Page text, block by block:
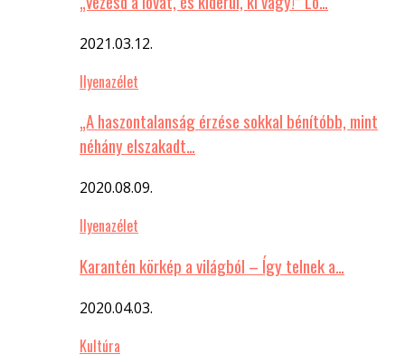
2021.03.12.
Ilyenazélet
„A haszontalanság érzése sokkal bénítóbb, mint
néhány elszakadt…
2020.08.09.
Ilyenazélet
Karantén körkép a világból – Így telnek a…
2020.04.03.
Kultúra